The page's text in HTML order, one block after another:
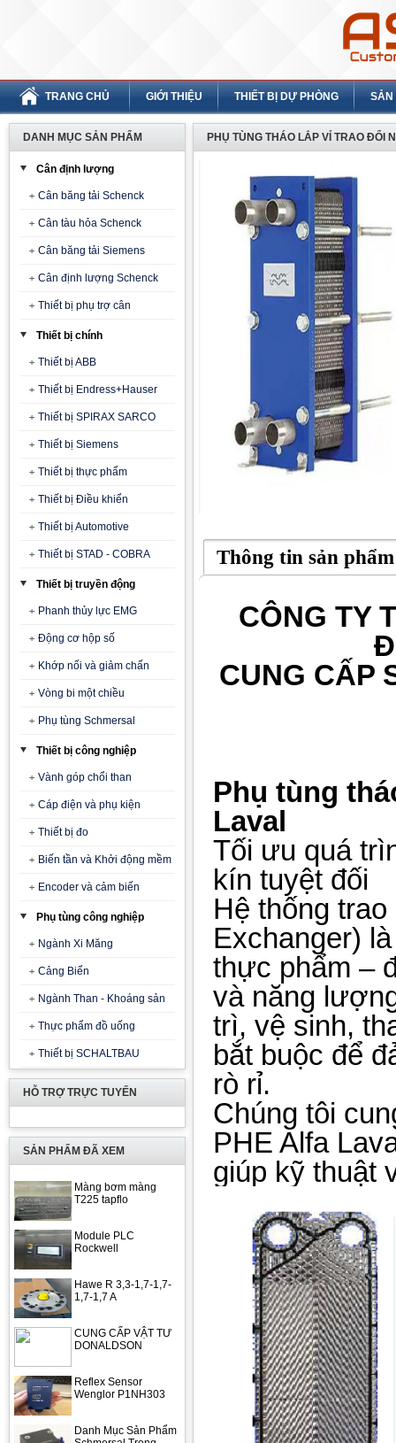
TRANG CHỦ GIỚI THIỆU THIẾT BỊ DỰ PHÒNG SẢN
DANH MỤC SẢN PHẨM
Cân định lượng
Cân băng tải Schenck
Cân tàu hỏa Schenck
Cân băng tải Siemens
Cân định lượng Schenck
Thiết bị phụ trợ cân
Thiết bị chính
Thiết bị ABB
Thiết bị Endress+Hauser
Thiết bị SPIRAX SARCO
Thiết bị Siemens
Thiết bị thực phẩm
Thiết bị Điều khiển
Thiết bị Automotive
Thiết bị STAD - COBRA
Thiết bị truyền động
Phanh thủy lực EMG
Động cơ hộp số
Khớp nối và giảm chấn
Vòng bi một chiều
Phụ tùng Schmersal
Thiết bị công nghiệp
Vành góp chổi than
Cáp điện và phụ kiện
Thiết bị đo
Biến tần và Khởi động mềm
Encoder và cảm biến
Phụ tùng công nghiệp
Ngành Xi Măng
Cảng Biển
Ngành Than - Khoáng sản
Thực phẩm đồ uống
Thiết bị SCHALTBAU
HỖ TRỢ TRỰC TUYẾN
SẢN PHẨM ĐÃ XEM
Màng bơm màng
T225 tapflo
Module PLC
Rockwell
Hawe R 3,3-1,7-1,7-
1,7-1,7 A
CUNG CẤP VẬT TƯ
DONALDSON
Reflex Sensor
Wenglor P1NH303
Danh Mục Sản Phẩm
PHỤ TÙNG THÁO LẮP VỈ TRAO ĐỔI
Thông tin sản phẩm
CÔNG TY
CUNG CẤP
Phụ tùng
Laval
Tối ưu quá
kín tuyệt đối
Hệ thống
Exchanger)
thực phẩm –
và năng
trì, vệ sinh,
bắt buộc để
rò rỉ.
Chúng tôi
PHE Alfa
giúp kỹ thuật